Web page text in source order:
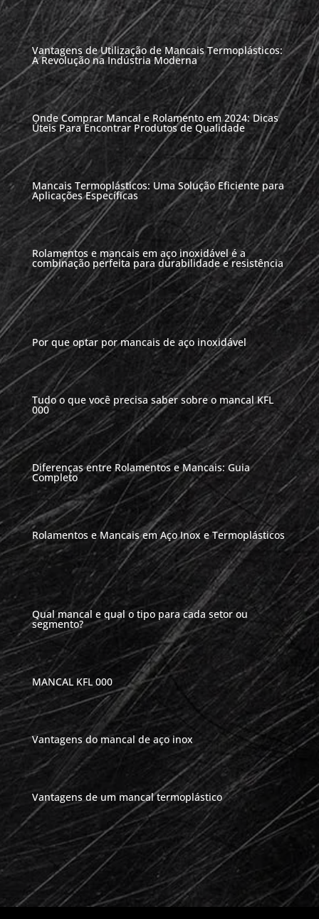
Vantagens de Utilização de Mancais Termoplásticos:
A Revolução na Indústria Moderna
Onde Comprar Mancal e Rolamento em 2024: Dicas
Úteis Para Encontrar Produtos de Qualidade
Mancais Termoplásticos: Uma Solução Eficiente para
Aplicações Específicas
Rolamentos e mancais em aço inoxidável é a
combinação perfeita para durabilidade e resistência
Por que optar por mancais de aço inoxidável
Tudo o que você precisa saber sobre o mancal KFL
000
Diferenças entre Rolamentos e Mancais: Guia
Completo
Rolamentos e Mancais em Aço Inox e Termoplásticos
Qual mancal e qual o tipo para cada setor ou
segmento?
MANCAL KFL 000
Vantagens do mancal de aço inox
Vantagens de um mancal termoplástico